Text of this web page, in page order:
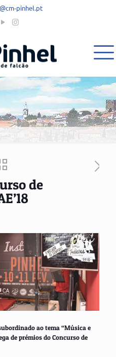
pinhel.pt
de
ao tema “Música e
de prémios do Concurso de